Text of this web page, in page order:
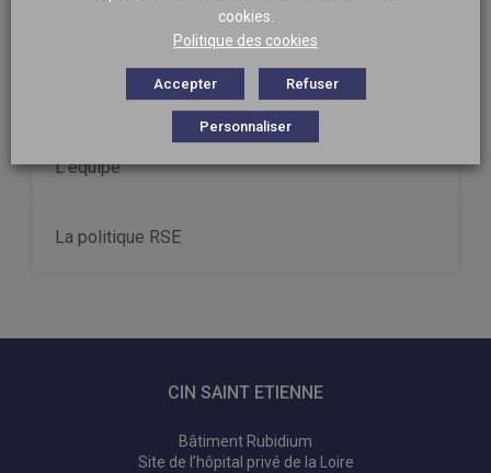
La médecine nucléaire
Le Centre d’Imagerie Nucléaire
L’équipe
La politique RSE
CIN SAINT ETIENNE
Bâtiment Rubidium
Site de l’hôpital privé de la Loire
cookies.
Politique des cookies
Accepter Refuser
Personnaliser